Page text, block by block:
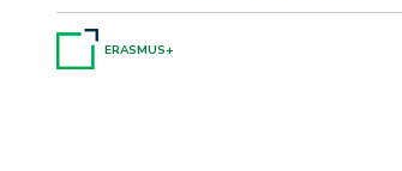
ERASMUS+